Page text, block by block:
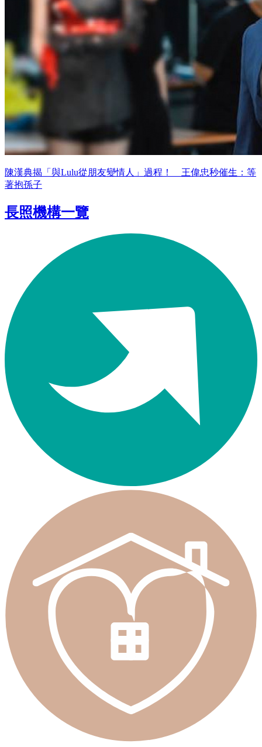
陳漢典揭「與Lulu從朋友變情人」過程！ 王偉忠秒催生：等
著抱孫子
長照機構一覽